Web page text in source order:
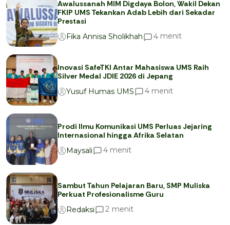
Awalussanah MIM Digdaya Bolon, Wakil Dekan
FKIP UMS Tekankan Adab Lebih dari Sekadar
Prestasi
Fika Annisa Sholikhah
4 menit
Inovasi SafeTKI Antar Mahasiswa UMS Raih
Silver Medal JDIE 2026 di Jepang
Yusuf Humas UMS
4 menit
Prodi Ilmu Komunikasi UMS Perluas Jejaring
Internasional hingga Afrika Selatan
Maysali
4 menit
Sambut Tahun Pelajaran Baru, SMP Muliska
Perkuat Profesionalisme Guru
Redaksi
2 menit